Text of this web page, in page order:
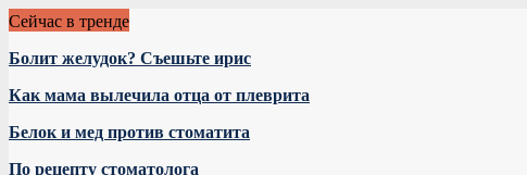
Сейчас в тренде
Болит желудок? Съешьте ирис
Как мама вылечила отца от плеврита
Белок и мед против стоматита
По рецепту стоматолога